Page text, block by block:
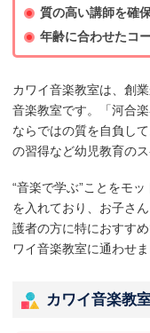
質の高い講師を確
年齢に合わせたコ
カワイ音楽教室は、創
音楽教室です。「河合
ならではの質を自負し
の習得など幼児教育の
“音楽で学ぶ”ことをモ
を入れており、お子さ
護者の方に特におすす
ワイ音楽教室に通わせま
カワイ音楽教